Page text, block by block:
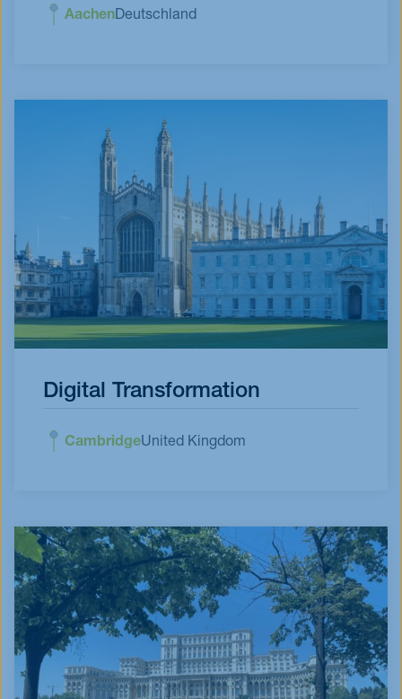
AachenDeutschland
Digital Transformation
CambridgeUnited Kingdom